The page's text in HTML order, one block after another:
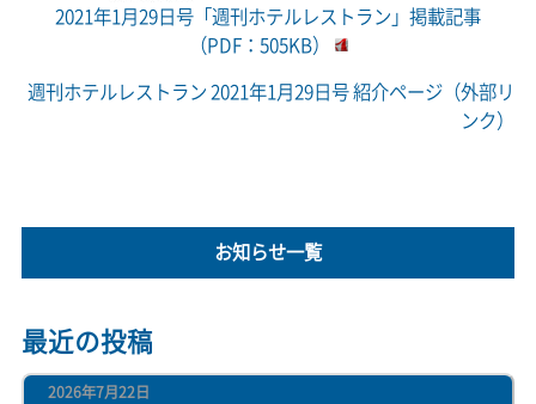
2021年1月29日号「週刊ホテルレストラン」掲載記事
（PDF：505KB）
週刊ホテルレストラン 2021年1月29日号 紹介ページ（外部リ
ンク）
お知らせ一覧
最近の投稿
2026年7月22日